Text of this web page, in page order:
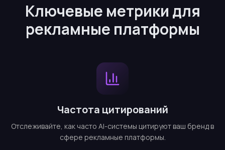
Ключевые метрики для
рекламные платформы
Частота цитирований
Отслеживайте, как часто AI-системы цитируют ваш бренд в
сфере рекламные платформы.